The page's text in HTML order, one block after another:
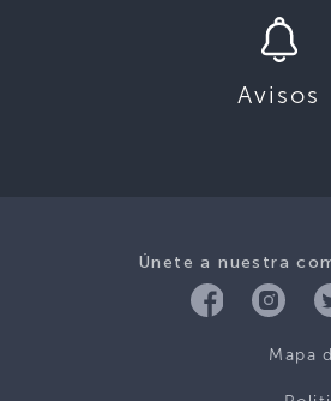
Avisos
Únete a nuestra
Mapa